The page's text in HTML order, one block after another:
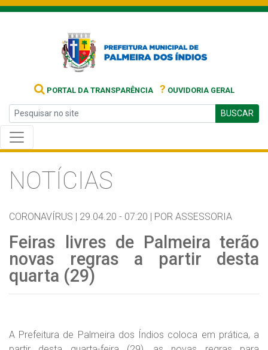
PORTAL DA TRANSPARÊNCIA ? OUVIDORIA GERAL
BUSCAR
NOTÍCIAS
CORONAVÍRUS | 29.04.20 - 07:20 | POR ASSESSORIA
Feiras livres de Palmeira terão
novas regras a partir desta
quarta (29)
A Prefeitura de Palmeira dos Índios coloca em prática, a